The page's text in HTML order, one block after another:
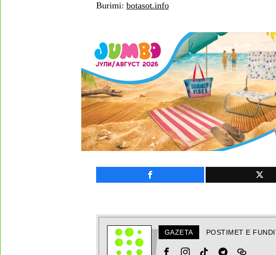
Burimi: botasot.info
GAZETA POSTIMET E